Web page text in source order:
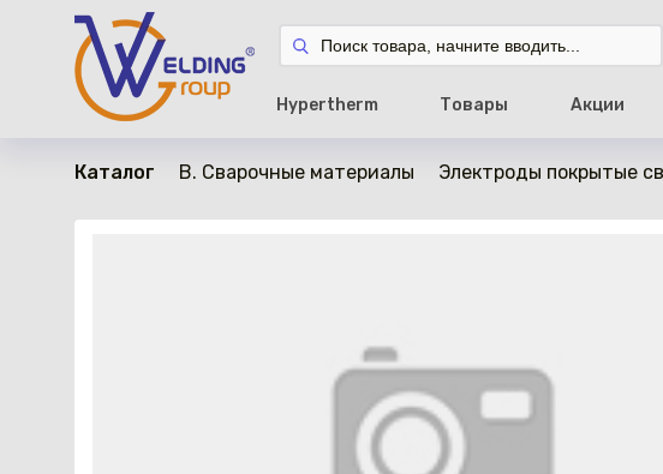
Hypertherm Товары Акции
Каталог B. Сварочные материалы Электроды покрытые
в наличии